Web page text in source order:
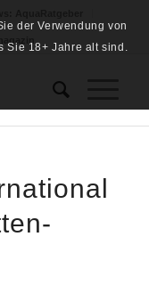
der Verwendung von
18+ Jahre alt sind.